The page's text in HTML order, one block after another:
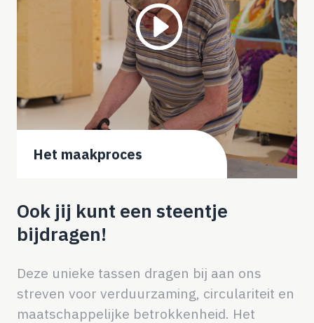
Het maakproces
Ook jij kunt een steentje
bijdragen!
Deze unieke tassen dragen bij aan ons
streven voor verduurzaming, circulariteit en
maatschappelijke betrokkenheid. Het